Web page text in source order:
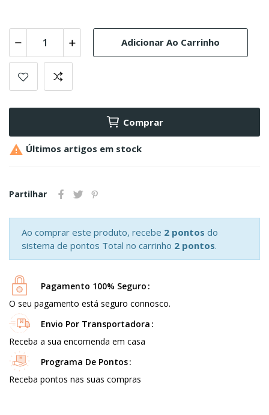
Adicionar Ao Carrinho
Comprar
 Últimos artigos em stock
Partilhar
Ao comprar este produto, recebe 2 pontos do
sistema de pontos Total no carrinho 2 pontos.
Pagamento 100% Seguro
O seu pagamento está seguro connosco.
Envio Por Transportadora
Receba a sua encomenda em casa
Programa De Pontos
Receba pontos nas suas compras